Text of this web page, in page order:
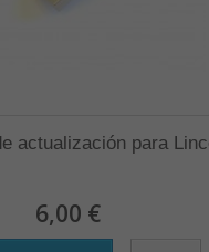
actualización para
6,00 €